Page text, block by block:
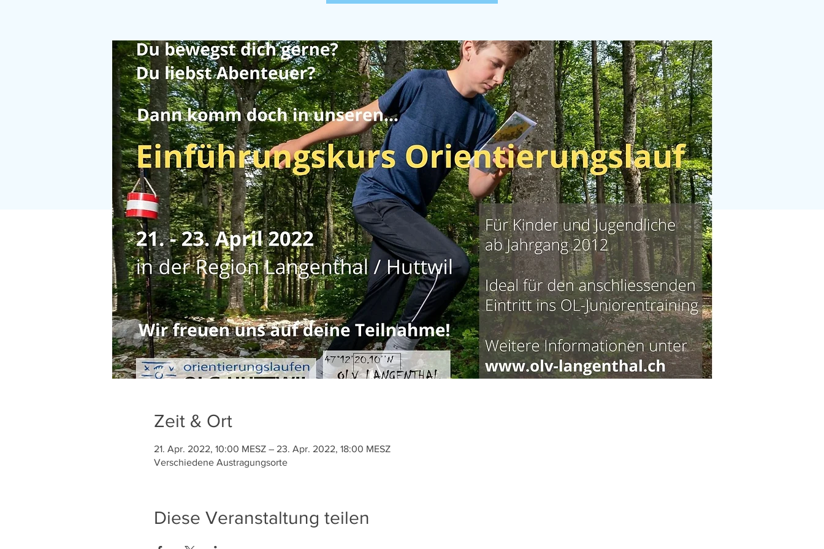
Zeit & Ort
21. Apr. 2022, 10:00 MESZ – 23. Apr. 2022, 18:00 MESZ
Verschiedene Austragungsorte
Diese Veranstaltung teilen